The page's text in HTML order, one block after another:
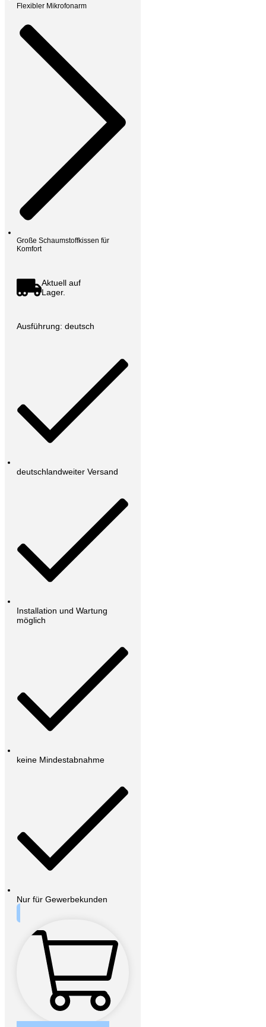
Flexibler Mikrofonarm
Große Schaumstoffkissen für
Komfort
Aktuell auf
Lager.
Ausführung: deutsch
deutschlandweiter Versand
Installation und Wartung
möglich
keine Mindestabnahme
Nur für Gewerbekunden